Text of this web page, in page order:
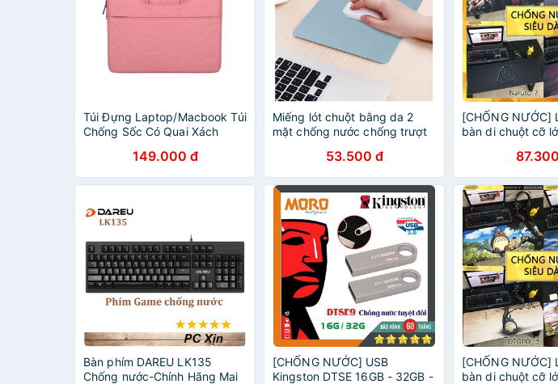
Túi Đựng Laptop/Macbook Túi
Chống Sốc Có Quai Xách
149.000 đ
Miếng lót chuột bằng da 2
mặt chống nước chống trượt
53.500 đ
[CHỐNG NƯỚC]
bàn di chuột cỡ
Bàn phím DAREU LK135
Chống nước-Chính Hãng Mai
[CHỐNG NƯỚC] USB
Kingston DTSE 16GB - 32GB -
[CHỐNG NƯỚC]
bàn di chuột cỡ